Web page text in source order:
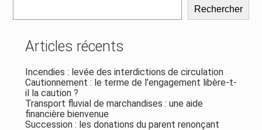
Rechercher
Articles récents
Incendies : levée des interdictions de circulation
Cautionnement : le terme de l’engagement libère-t-
il la caution ?
Transport fluvial de marchandises : une aide
financière bienvenue
Succession : les donations du parent renonçant